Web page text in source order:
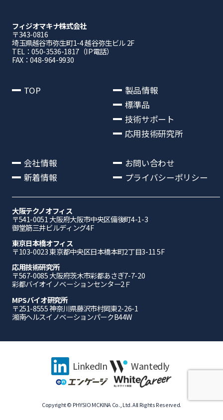
フィジオマキナ株式会社
〒343-0816
埼⽟県越⾕市弥⽣町1-4 越⾕弥⽣ビル 2F
TEL：050-3536-1817（IP電話）
FAX：048-964-9930
TOP
製品情報
標準品
技術サポート
応用技術研究所
会社情報
新着情報
お問い合わせ
プライバシーポリシー
大阪テクノオフィス
〒541-0051 ⼤阪府⼤阪市中央区備後町4-1-3
御堂筋三井ビルディング4F
東京日本橋オフィス
〒103-0023 東京都中央区日本橋本町2丁目3-11 5F
応⽤技術研究所
〒567-0085 ⼤阪府茨⽊市彩都あさぎ7-7-20
彩都バイオイノベーションセンター2Ｆ
MPSバイオ研究所
〒251-8555 神奈川県藤沢市村岡東2-26-1
湘南ヘルスイノベーションパークB44W
LinkedIn Wantedly
Copyright © PHYSIO MCKINA Co., Ltd. All Rights Reserved.